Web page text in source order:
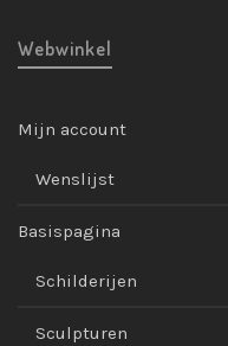
Webwinkel
Mijn account
Wenslijst
Basispagina
Schilderijen
Sculpturen